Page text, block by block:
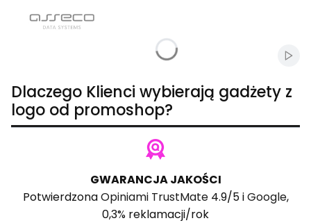
Dlaczego Klienci wybierają gadżety z
logo od promoshop?
GWARANCJA JAKOŚCI
PotwierdzonaOpiniami TrustMate4.9/5 iGoogle,
0,3% reklamacji/rok